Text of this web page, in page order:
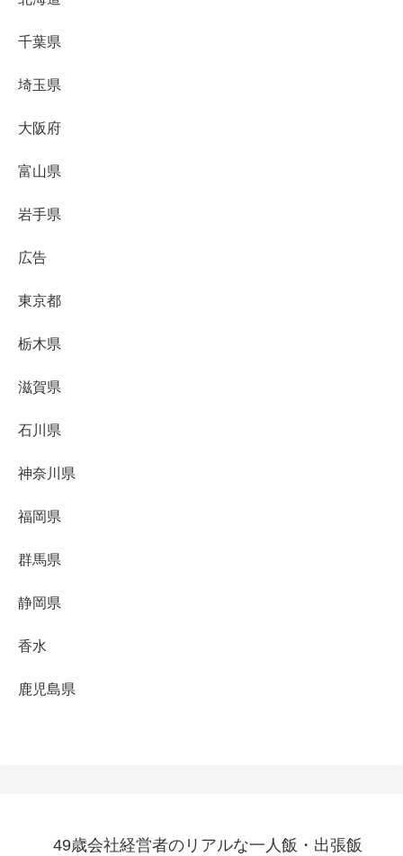
千葉県
埼玉県
大阪府
富山県
岩手県
広告
東京都
栃木県
滋賀県
石川県
神奈川県
福岡県
群馬県
静岡県
香水
鹿児島県
49歳会社経営者のリアルな一人飯・出張飯